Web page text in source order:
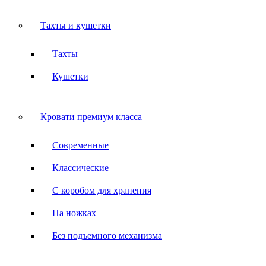
Тахты и кушетки
Тахты
Кушетки
Кровати премиум класса
Современные
Классические
С коробом для хранения
На ножках
Без подъемного механизма